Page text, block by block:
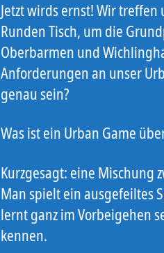
Jetzt wirds ernst! Wir
Runden Tisch, um die
Oberbarmen und
Anforderungen an unser
genau sein?
Was ist ein Urban Game
Kurzgesagt: eine Mischung
Man spielt ein ausgefeiltes
lernt ganz im Vorbeigehen
kennen.